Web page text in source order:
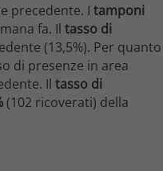
precedente. I tamponi
fa. Il tasso di
(13,5%). Per quanto
di presenze in area
Il tasso di
(102 ricoverati) della